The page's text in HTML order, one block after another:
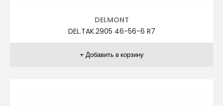
DELMONT
DEL.TAK.2853 46-56-6 R2